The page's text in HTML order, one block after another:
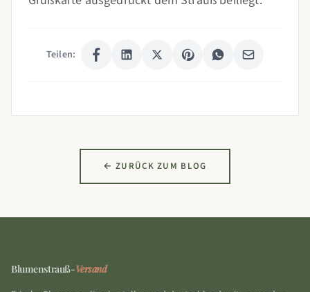
Teilen:
← ZURÜCK ZUM BLOG
Blumenstrauß-Versand